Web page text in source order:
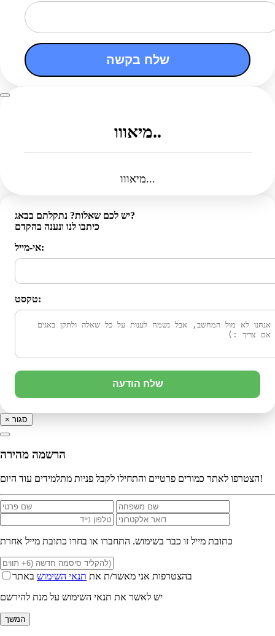
שלח בקשה
מיאווו..
מיאווו...
יש לכם שאלות? נתקלתם בבאג?
כיתבו לנו ונענה בהקדם
אי-מייל:
טקסט:
שלח הודעה
× סגור
הרשמה מהירה
הצטרפו לאתר כמורים פרטיים והתחילו לקבל פניות מתלמידים עוד היום!
כתובת מייל זו כבר בשימוש. התחברו או בחרו כתובת מייל אחרת
בהצטרפות אני מאשר/ת את תנאי השימוש באתר
יש לאשר את תנאי השימוש על מנת להירשם
המשך